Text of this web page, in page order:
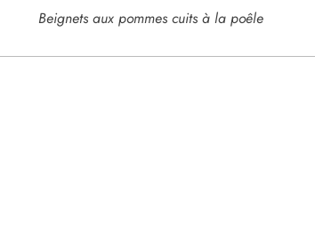
Beignets aux pommes cuits à la poêle